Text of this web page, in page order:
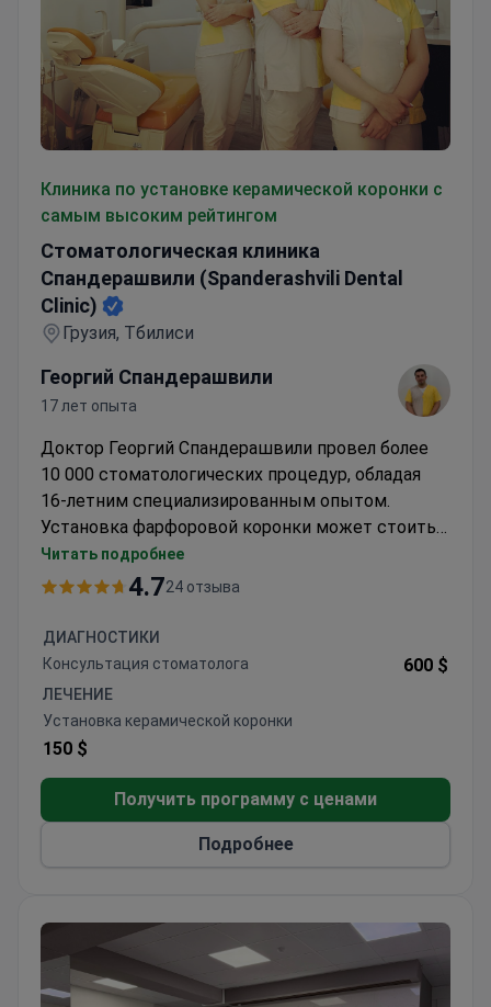
Клиника по установке керамической коронки с
самым высоким рейтингом
Стоматологическая клиника
Спандерашвили (Spanderashvili Dental
Clinic)
Грузия, Тбилиси
Георгий Спандерашвили
17 лет опыта
Доктор Георгий Спандерашвили провел более
10 000 стоматологических процедур, обладая
16-летним специализированным опытом.
Установка фарфоровой коронки может стоить
около 3 990 $, что обычно включает
керамические коронки, КТ-сканирование,
необходимости доступны швейцарские
технологии имплантации. Как основатель
стоматологической клиники Spanderashvili,
доктор Спандерашвили принимал участие в
IDEM 2018 в Сингапуре и neobiotech N1 в
показатель рекомендаций 94% среди
иностранных пациентов.
Читать подробнее
4.724 отзыва
ДИАГНОСТИКИ
Консультация стоматолога
600 $
ЛЕЧЕНИЕ
Установка керамической коронки
150 $
Получить программу с ценами
Подробнее